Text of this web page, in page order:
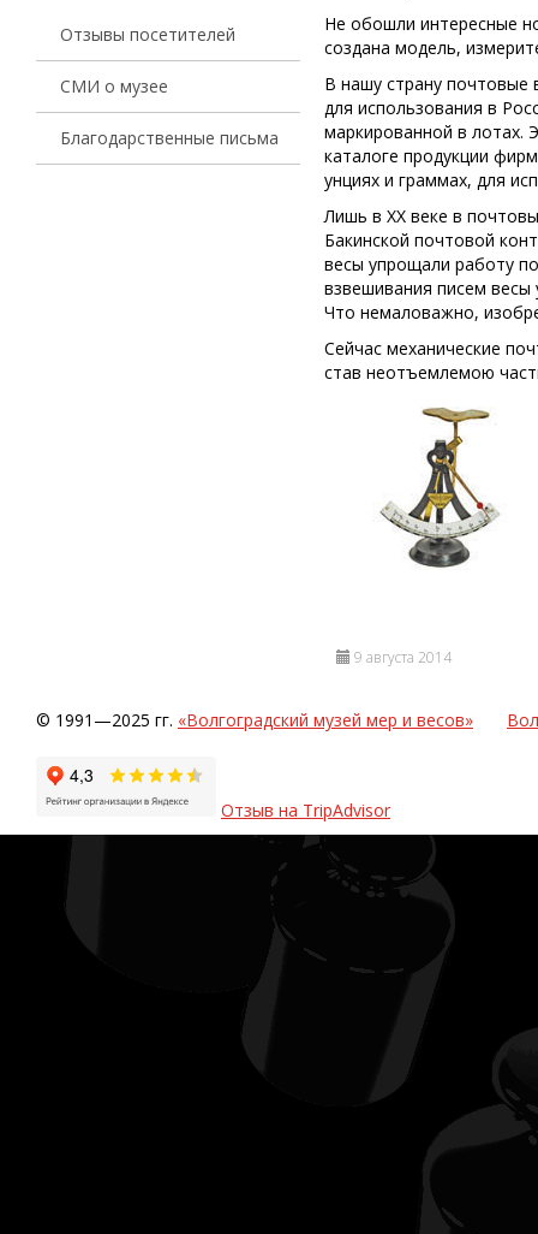
Отзывы посетителей
СМИ о музее
Благодарственные письма
Не обошли интересные
создана модель,
В нашу страну почтовые
для использования в
маркированной в лотах.
каталоге продукции
унциях и граммах, для
Лишь в ХХ веке в
Бакинской почтовой
весы упрощали работу
взвешивания писем
Что немаловажно,
Сейчас механические
став неотъемлемою
9 августа 2014
© 1991—2025 гг. «Волгоградский музей мер и весов»
Отзыв на TripAdvisor